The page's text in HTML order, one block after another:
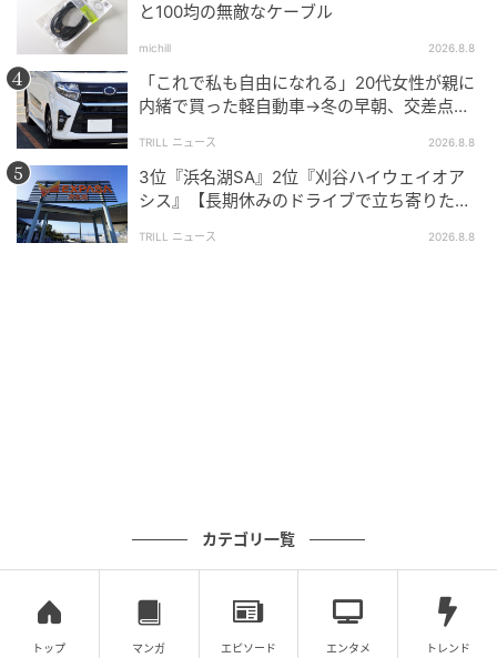
約２週間後の上と同じ鉢。主役をチューリップに交代し、パンジーはやや草
姿が乱れ始めた。
と100均の無敵なケーブル
michill 2026.8.8
「これで私も自由になれる」20代女性が親に
内緒で買った軽自動車→冬の早朝、交差点で
TRILL ニュース 2026.8.8
3位『浜名湖SA』2位『刈谷ハイウェイオア
シス』【長期休みのドライブで立ち寄りたい
実」
TRILL ニュース 2026.8.8
カテゴリ一覧
トップ マンガ エピソード エンタメ トレンド